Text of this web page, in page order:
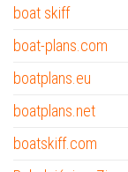
boat skiff
boat-plans.com
boatplans.eu
boatplans.net
boatskiff.com